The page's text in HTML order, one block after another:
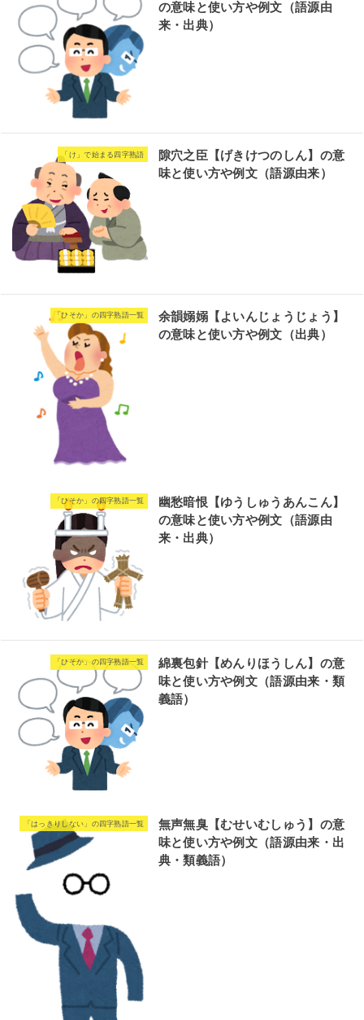
の意味と使い方や例文（語源由
来・出典）
「け」で始まる四字熟語
隙穴之臣【げきけつのしん】の意
味と使い方や例文（語源由来）
「ひそか」の四字熟語一覧
余韻嫋嫋【よいんじょうじょう】
の意味と使い方や例文（出典）
「ひそか」の四字熟語一覧
幽愁暗恨【ゆうしゅうあんこん】
の意味と使い方や例文（語源由
来・出典）
「ひそか」の四字熟語一覧
綿裏包針【めんりほうしん】の意
味と使い方や例文（語源由来・類
義語）
「はっきりしない」の四字熟語一覧
無声無臭【むせいむしゅう】の意
味と使い方や例文（語源由来・出
典・類義語）